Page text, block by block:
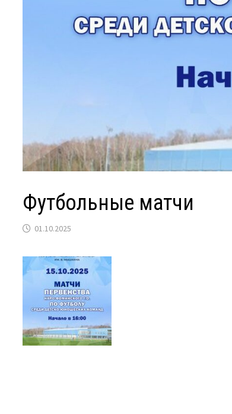
Футбольные матчи
01.10.2025